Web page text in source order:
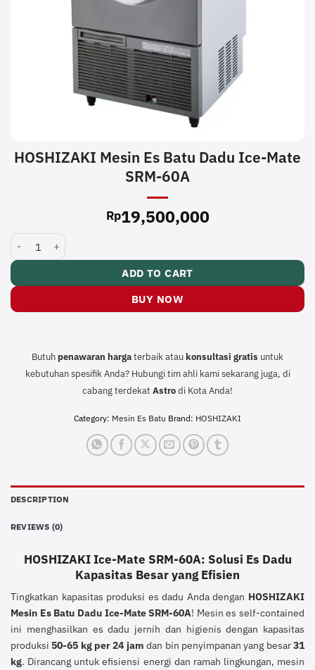
HOSHIZAKI Mesin Es Batu Dadu Ice-Mate
SRM-60A
Rp19,500,000
HOSHIZAKI Mesin Es Batu Dadu Ice-Mate SRM-60A quantity
ADD TO CART
BUY NOW
Butuh penawaran hargaterbaik atau konsultasi gratis untuk
kebutuhan spesifik Anda? Hubungi tim ahli kami sekarang juga, di
cabang terdekat Astrodi Kota Anda!
Category: Mesin Es Batu Brand: HOSHIZAKI
DESCRIPTION
REVIEWS (0)
HOSHIZAKI Ice-Mate SRM-60A: Solusi Es Dadu
Kapasitas Besar yang Efisien
Tingkatkan kapasitas produksi es dadu Anda dengan HOSHIZAKI
Mesin Es Batu Dadu Ice-Mate SRM-60A! Mesin es self-contained
ini menghasilkan es dadu jernih dan higienis dengan kapasitas
produksi 50-65 kg per 24 jam dan bin penyimpanan yang besar31
kg. Dirancang untuk efisiensi energi dan ramah lingkungan, mesin